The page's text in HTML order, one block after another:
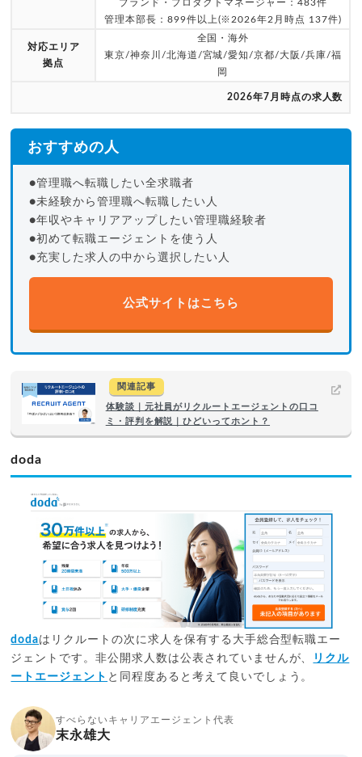
ブランド・プロダクトマネージャー：483件
管理本部長：899件以上(※2026年2月時点 137件)
対応エリア
拠点
全国・海外
東京/神奈川/北海道/宮城/愛知/京都/大阪/兵庫/福
岡
2026年7月時点の求人数
おすすめの人
●管理職へ転職したい全求職者
●未経験から管理職へ転職したい人
●年収やキャリアアップしたい管理職経験者
●初めて転職エージェントを使う人
●充実した求人の中から選択したい人
公式サイトはこちら
関連記事
体験談｜元社員がリクルートエージェントの口コ
ミ・評判を解説｜ひどいってホント？
doda
dodaはリクルートの次に求人を保有する大手総合型転職エー
ジェントです。非公開求人数は公表されていませんが、
リクル
ートエージェント と同程度あると考えて良いでしょう。
すべらないキャリアエージェント代表
末永雄大